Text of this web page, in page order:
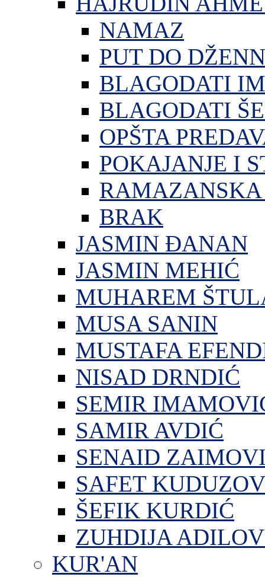
NAMAZ
PUT DO
BLAGODATI
BLAGODATI
OPŠTA
POKAJANJE I
RAMAZANSKA
BRAK
JASMIN ĐANAN
JASMIN MEHIĆ
MUHAREM
MUSA SANIN
MUSTAFA
NISAD DRNDIĆ
SEMIR
SAMIR AVDIĆ
SENAID
SAFET
ŠEFIK KURDIĆ
ZUHDIJA
KUR'AN